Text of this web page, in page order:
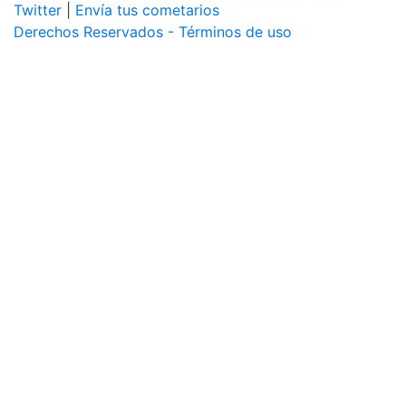
Twitter
Envía tus cometarios
Derechos Reservados - Términos de uso